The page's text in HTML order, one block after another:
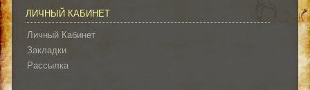
ЛИЧНЫЙ КАБИНЕТ
Личный Кабинет
Закладки
Рассылка